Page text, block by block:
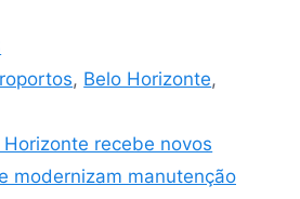
, Belo Horizonte,
recebe novos
modernizam manutenção